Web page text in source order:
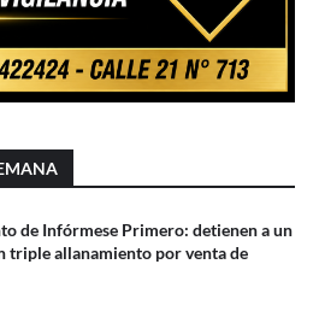
de Infórmese Primero: detienen a un
triple allanamiento por venta de